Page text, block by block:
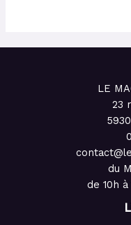
LE
23
du
de 10h à